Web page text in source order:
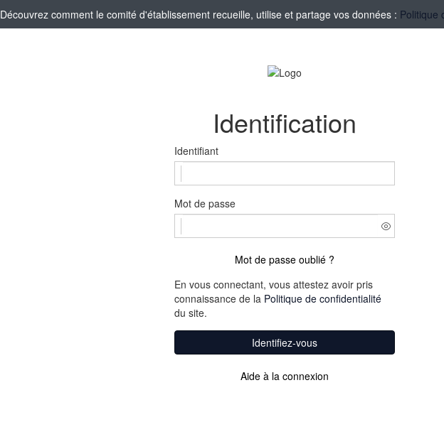
Découvrez comment le comité d'établissement recueille, utilise et partage vos données : Politique
Identification
Identifiant
Mot de passe
Mot de passe oublié ?
En vous connectant, vous attestez avoir pris
connaissance de la Politique de confidentialité
du site.
Identifiez-vous
Aide à la connexion